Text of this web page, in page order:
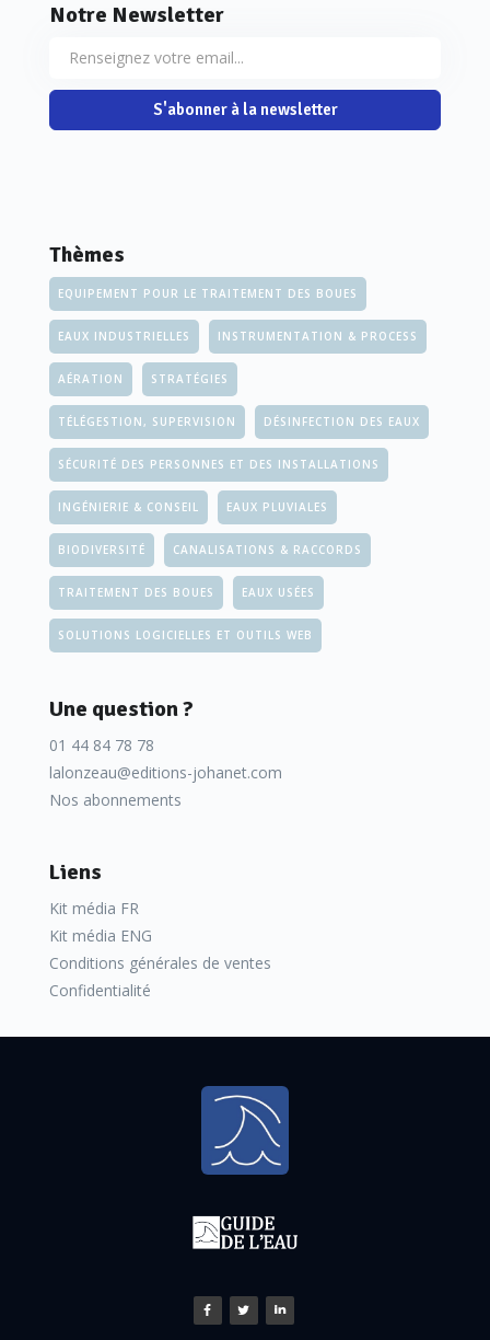
Notre Newsletter
S'abonner à la newsletter
Thèmes
EQUIPEMENT POUR LE TRAITEMENT DES BOUES
EAUX INDUSTRIELLES INSTRUMENTATION & PROCESS
AÉRATION STRATÉGIES
TÉLÉGESTION, SUPERVISION DÉSINFECTION DES EAUX
SÉCURITÉ DES PERSONNES ET DES INSTALLATIONS
INGÉNIERIE & CONSEIL EAUX PLUVIALES
BIODIVERSITÉ CANALISATIONS & RACCORDS
TRAITEMENT DES BOUES EAUX USÉES
SOLUTIONS LOGICIELLES ET OUTILS WEB
Une question ?
01 44 84 78 78
lalonzeau@editions-johanet.com
Nos abonnements
Liens
Kit média FR
Kit média ENG
Conditions générales de ventes
Confidentialité